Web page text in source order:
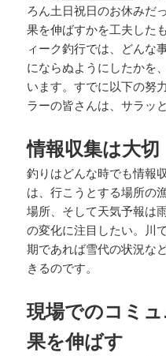
ろん土日祝日のお休みだ
果を伸ばすかを工夫した
ィーク釣行では、どんな
にならぬようにしたかを
います。すでに以下の努
ラーの皆さんは、サラッ
情報収集は大切
釣りはどんな時でも情報
は、行こうとする場所の
場所、そして天気予報は
の変化に注目したい。川
期であれば雪代の状況な
きるのです。
現場でのコミ
果を伸ばす